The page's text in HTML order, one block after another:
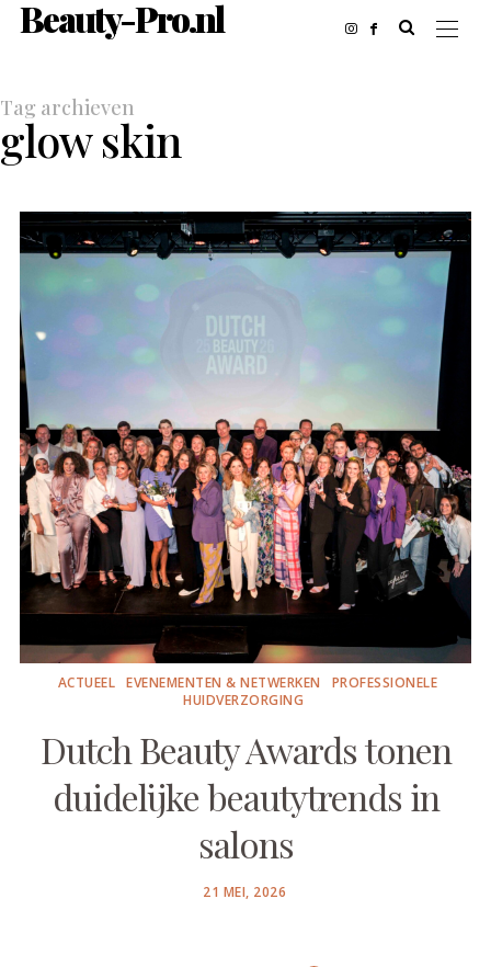
Beauty-Pro.nl
Tag archieven
glow skin
ACTUEEL EVENEMENTEN & NETWERKEN
PROFESSIONELE
HUIDVERZORGING
Dutch Beauty Awards tonen
duidelijke beautytrends in
salons
POSTED
21 MEI, 2026